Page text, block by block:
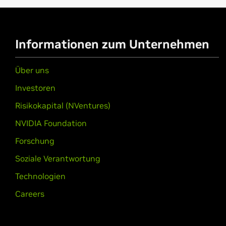
NVIDIA TITAN Series
Informationen zum Unternehmen
Über uns
Investoren
Risikokapital (NVentures)
NVIDIA Foundation
Forschung
Soziale Verantwortung
Technologien
Careers